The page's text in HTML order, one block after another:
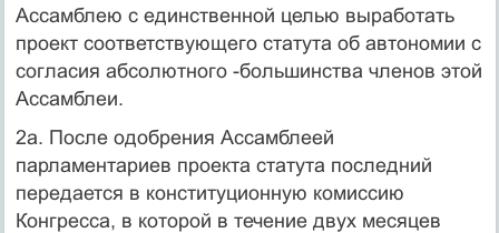
Ассамблею с единственной целью выработать
проект соответствующего статута об автономии с
согласия абсолютного -большинства членов этой
Ассамблеи.
2а. После одобрения Ассамблеей
парламентариев проекта статута последний
передается в конституционную комиссию
Конгресса, в которой в течение двух месяцев